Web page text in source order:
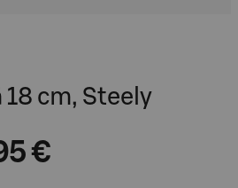
18 cm, Steely
€